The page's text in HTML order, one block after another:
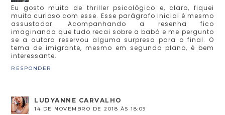
Eu gosto muito de thriller psicológico e, claro, fiquei
muito curioso com esse. Esse parágrafo inicial é mesmo
assustador. Acompanhando a resenha fico
imaginando que tudo recai sobre a babá e me pergunto
se a autora reservou alguma surpresa para o final. O
tema de imigrante, mesmo em segundo plano, é bem
interessante.
RESPONDER
LUDYANNE CARVALHO
14 DE NOVEMBRO DE 2018 ÀS 18:09